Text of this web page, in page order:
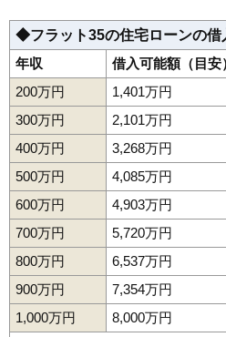
◆フラット35の住宅ローンの借
年収
借入可能額（目安
200万円
1,401万円
300万円
2,101万円
400万円
3,268万円
500万円
4,085万円
600万円
4,903万円
700万円
5,720万円
800万円
6,537万円
900万円
7,354万円
1,000万円
8,000万円